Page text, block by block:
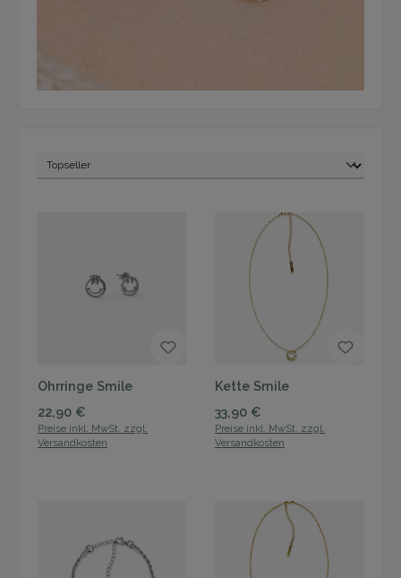
Ohrringe Smile
Regulärer Preis:
22,90 €
Preise inkl. MwSt. zzgl.
Versandkosten
Kette Smile
Regulärer Preis:
33,90 €
Preise inkl. MwSt. zzgl.
Versandkosten